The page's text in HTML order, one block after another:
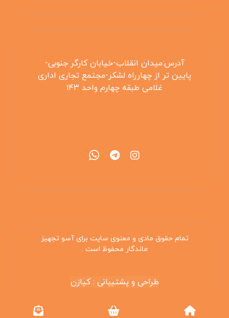
آدرس:میدان انقلاب-خیابان کارگر جنوبی-
پایین تر از چهارراه لشکر-مجتمع تجاری اداری
غلامی طبقه چهارم واحد ۱۴۳
تمام حقوق مادی و معنوی سایت برای آسو تجهیز
ماندگار محفوظ است .
طراحی و پشتیبانی : کیازن